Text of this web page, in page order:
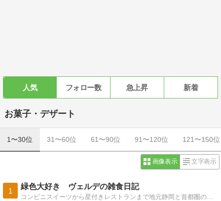
人気 フォロー数 急上昇 新着
お菓子・デザート
1〜30位 31〜60位 61〜90位 91〜120位 121〜150位
画像表示 文字表示
1
緑色大好き ヴェルデの雑食日記
コンビニスイーツから星付きレストランまで地元静岡と首都圏のグルメを貪欲に探し続けてます。